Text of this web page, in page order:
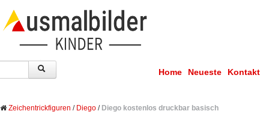
Home Neueste Kontakt
Zeichentrickfiguren / Diego / Diego kostenlos druckbar basisch